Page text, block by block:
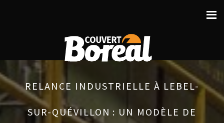
RELANCE INDUSTRIELLE À LEBEL-
SUR-QUÉVILLON : UN MODÈLE DE